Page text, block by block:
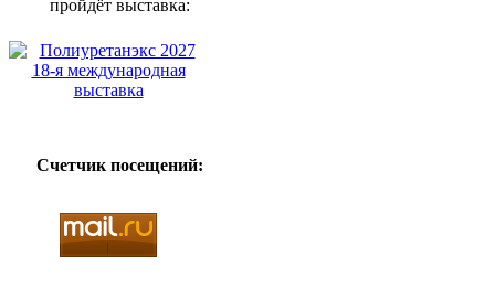
пройдёт выставка:
Счетчик посещений: